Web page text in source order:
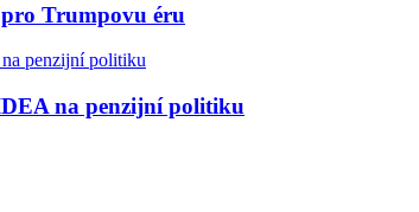
Trumpovu éru
na penzijní politiku